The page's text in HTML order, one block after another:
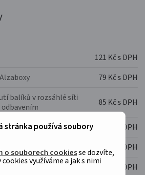
stránka používá soubory
o souborech cookiesse dozvíte,
využíváme a jak s nimi
121 Kč s DPH
79 Kč s DPH
balíků v rozsáhlé síti
85 Kč s DPH
95 Kč s DPH
139 Kč s DPH
upřesněním
144 Kč s DPH